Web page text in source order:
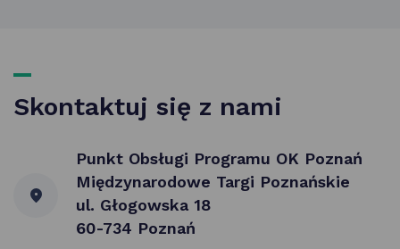
Skontaktuj się z nami
Punkt Obsługi Programu OK Poznań
Międzynarodowe Targi Poznańskie
ul. Głogowska 18
60-734 Poznań